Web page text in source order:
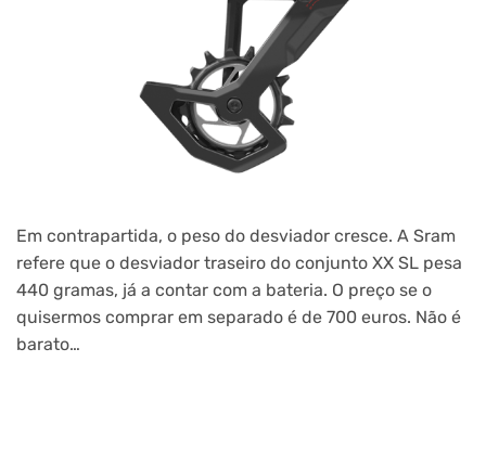
Em contrapartida, o peso do desviador cresce. A Sram
refere que o desviador traseiro do conjunto XX SL pesa
440 gramas, já a contar com a bateria. O preço se o
quisermos comprar em separado é de 700 euros. Não é
barato…